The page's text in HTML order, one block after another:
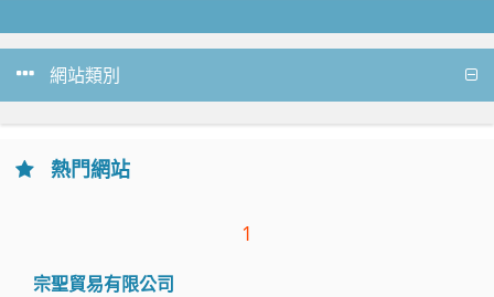
網站類別
熱門網站
1
宗聖貿易有限公司